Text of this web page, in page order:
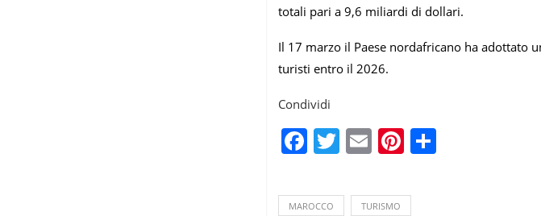
totali pari a 9,6 miliardi di dollari.
Il 17 marzo il Paese nordafricano ha
turisti entro il 2026.
Condividi
Facebook
Twitter
EmailPinterest
MAROCCO TURISMO